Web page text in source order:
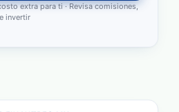
extra para ti · Revisa comisiones,
invertir